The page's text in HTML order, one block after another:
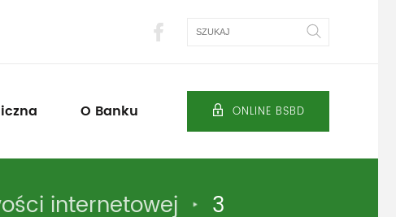
Szukaj
O Banku ONLINE BSBD
internetowej 3